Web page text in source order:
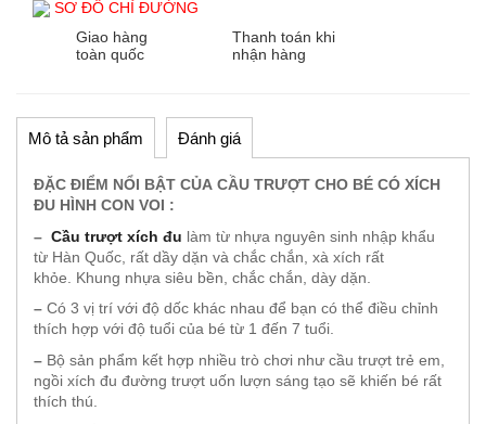
SƠ ĐỒ CHỈ ĐƯỜNG
Giao hàng
toàn quốc
Thanh toán khi
nhận hàng
Mô tả sản phẩm Đánh giá
ĐẶC ĐIỂM NỔI BẬT CỦA CẦU TRƯỢT CHO BÉ CÓ XÍCH
ĐU HÌNH CON VOI :
– Cầu trượt xích đu làm từ nhựa nguyên sinh nhập khẩu
từ Hàn Quốc, rất dầy dặn và chắc chắn, xà xích rất
khỏe. Khung nhựa siêu bền, chắc chắn, dày dặn.
– Có 3 vị trí với độ dốc khác nhau để bạn có thể điều chỉnh
thích hợp với độ tuổi của bé từ 1 đến 7 tuổi.
– Bộ sản phẩm kết hợp nhiều trò chơi như cầu trượt trẻ em,
ngồi xích đu đường trượt uốn lượn sáng tạo sẽ khiến bé rất
thích thú.